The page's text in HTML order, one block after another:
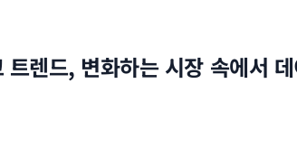
트렌드, 변화하는 시장 속에서